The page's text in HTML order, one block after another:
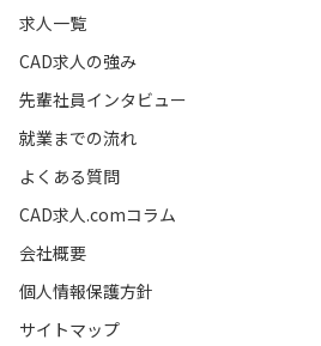
求人一覧
CAD求人の強み
先輩社員インタビュー
就業までの流れ
よくある質問
CAD求人.comコラム
会社概要
個人情報保護方針
サイトマップ